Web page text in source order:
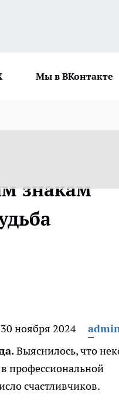
Мы в ВКонтакте
знакам
30 ноября 2024
Выяснилось, что
профессиональной
счастливчиков.